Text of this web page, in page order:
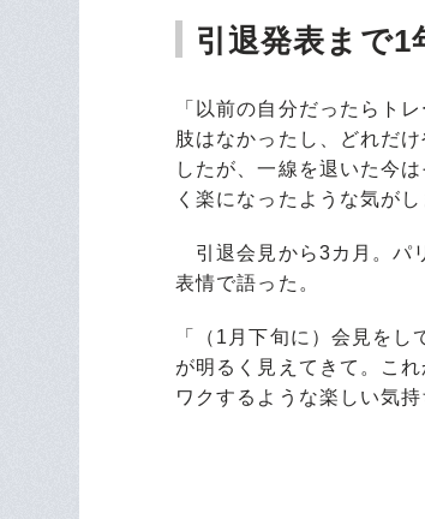
引退発表まで1
「以前の自分だったらト
肢はなかったし、どれだ
したが、一線を退いた今
く楽になったような気がし
引退会見から3カ月。パ
表情で語った。
「（1月下旬に）会見を
が明るく見えてきて。こ
ワクするような楽しい気